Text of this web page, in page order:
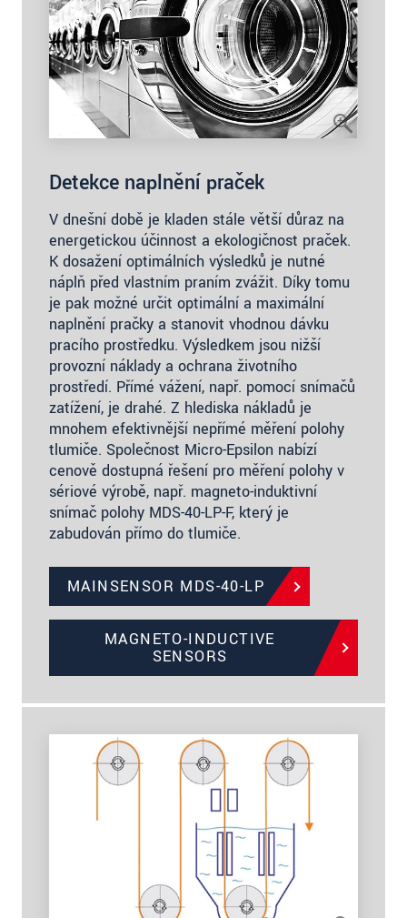
Detekce naplnění praček
V dnešní době je kladen stále větší důraz na
energetickou účinnost a ekologičnost praček.
K dosažení optimálních výsledků je nutné
náplň před vlastním praním zvážit. Díky tomu
je pak možné určit optimální a maximální
naplnění pračky a stanovit vhodnou dávku
pracího prostředku. Výsledkem jsou nižší
provozní náklady a ochrana životního
prostředí. Přímé vážení, např. pomocí snímačů
zatížení, je drahé. Z hlediska nákladů je
mnohem efektivnější nepřímé měření polohy
tlumiče. Společnost Micro-Epsilon nabízí
cenově dostupná řešení pro měření polohy v
sériové výrobě, např. magneto-induktivní
snímač polohy MDS-40-LP-F, který je
zabudován přímo do tlumiče.
MAINSENSOR MDS-40-LP
MAGNETO-INDUCTIVE
SENSORS